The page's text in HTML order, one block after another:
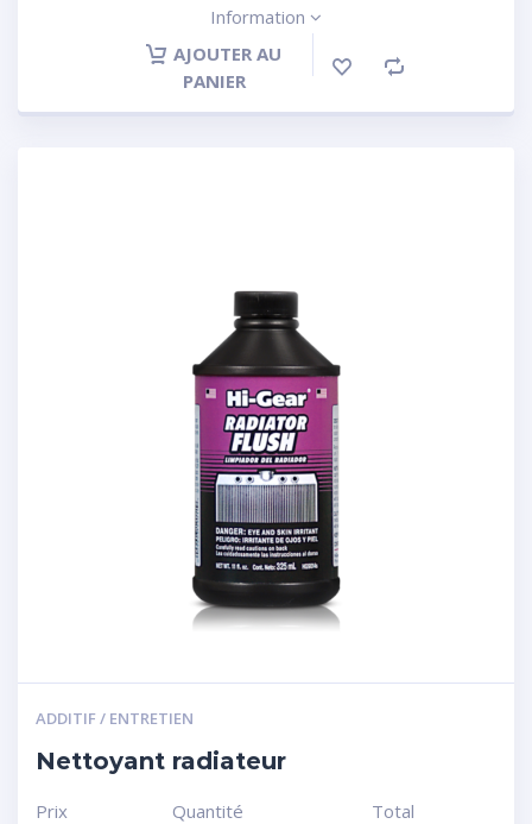
Information
AJOUTER AU
PANIER
ADDITIF / ENTRETIEN
Nettoyant radiateur
Prix
Quantité
Total